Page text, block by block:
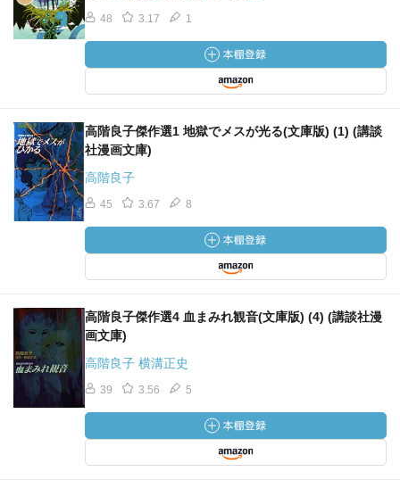
48 3.17 1
高階良子傑作選1 地獄でメスが光る(文庫版) (1) (講談
社漫画文庫)
高階良子
45 3.67 8
高階良子傑作選4 血まみれ観音(文庫版) (4) (講談社漫
画文庫)
高階良子 横溝正史
39 3.56 5